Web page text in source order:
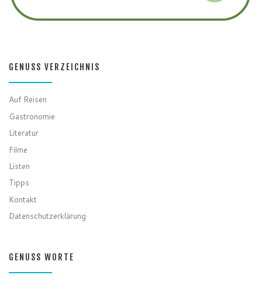
GENUSS VERZEICHNIS
Auf Reisen
Gastronomie
Literatur
Filme
Listen
Tipps
Kontakt
Datenschutzerklärung
GENUSS WORTE